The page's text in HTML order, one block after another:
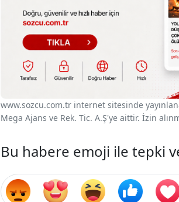
www.sozcu.com.tr internet sitesinde
Mega Ajans ve Rek. Tic. A.Ş'ye aittir. İzin
Bu habere emoji ile tepki